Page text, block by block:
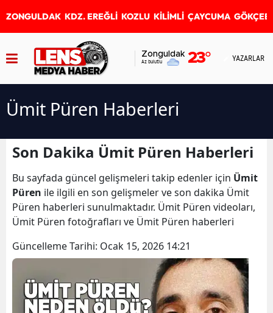
ZONGULDAK KDZ. EREĞLİ KOZLU KİLİMLİ ÇAYCUMA
Zonguldak
Az bulutlu 23° YAZARLAR
Ümit Püren Haberleri
Son Dakika Ümit Püren Haberleri
Bu sayfada güncel gelişmeleri takip edenler için Ümit
Püren ile ilgili en son gelişmeler ve son dakika Ümit
Püren haberleri sunulmaktadır. Ümit Püren videoları,
Ümit Püren fotoğrafları ve Ümit Püren haberleri
Güncelleme Tarihi: Ocak 15, 2026 14:21